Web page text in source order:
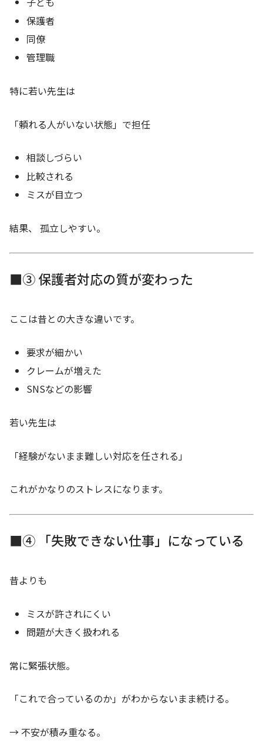
保護者
同僚
管理職
特に若い先生は
「頼れる人がいない状態」で担任
相談しづらい
比較される
ミスが目立つ
結果、 孤立しやすい。
■③ 保護者対応の質が変わった
ここは昔との大きな違いです。
要求が細かい
クレームが増えた
SNSなどの影響
若い先生は
「経験がないまま難しい対応を任される」
これがかなりのストレスになります。
■④ 「失敗できない仕事」になっている
昔よりも
ミスが許されにくい
問題が大きく扱われる
常に緊張状態。
「これで合っているのか」がわからないまま続ける。
→ 不安が積み重なる。